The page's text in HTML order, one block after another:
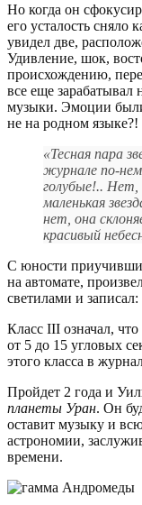
Но когда он
его усталость сняло
увидел две,
Удивление, шок,
происхождению,
все еще
музыки. Эмоции
не на родном языке?!
«Тесная пара
журнале по-
голубые!.. Нет,
маленькая
нет, она
красивый
С юности
на автомате,
светилами и
Класс III означал, что
от 5 до 15 угловых
этого класса в
Пройдет 2 года и
планеты Уран. Он
оставит музыку и
астрономии,
времени.